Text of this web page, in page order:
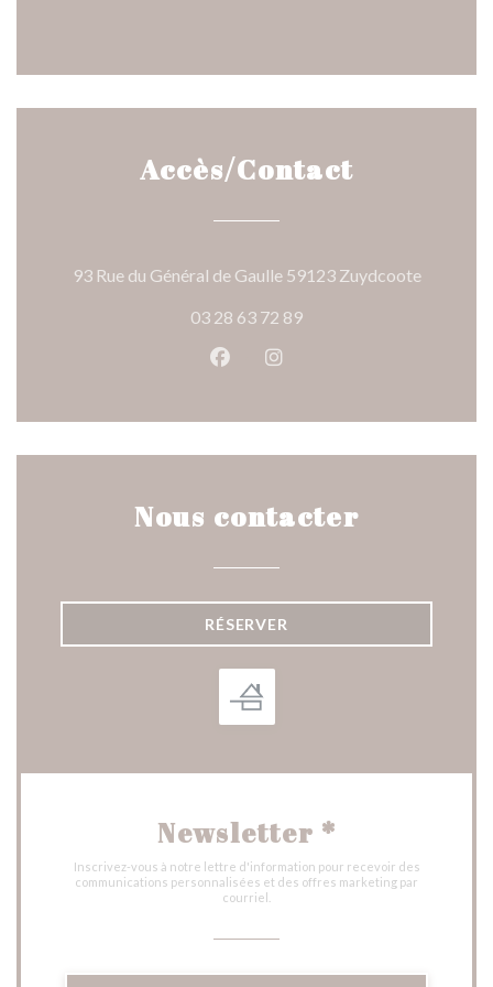
Accès/Contact
93 Rue du Général de Gaulle 59123 Zuydcoote((ouvre
03 28 63 72 89
Facebook ((ouvre une
Instagram ((ouvre une
Nous contacter
RÉSERVER
Newsletter *
Inscrivez-vous à notre lettre d'information pour recevoir des
communications personnalisées et des offres marketing par
courriel.